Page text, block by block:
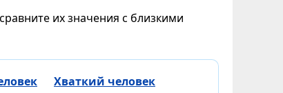
их значения с близкими
Хваткий человек